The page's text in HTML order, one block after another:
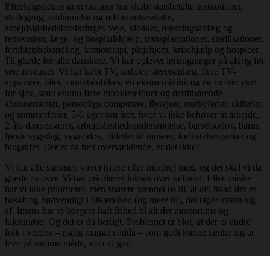
Efterkrigstidens generationer har skabt statsbetalte institutioner,
skolegang, uddannelse og uddannelsesstøtte,
arbejdsløshedsforsikringer, veje, kloaker, rensningsanlæg og
renovation, læge- og hospitalshjælp, transplantationer, sterilisationer,
fertilitetsbehandling, kemoterapi, plejehjem, krisehjælp og hospicer.
Til glæde for alle danskere. Vi har oplevet lønstigninger på aldrig før
sete niveauer. Vi har købt TV, radioer, stereoanlæg, flere TV-
apparater, biler, mountainbikes, en ekstra minibil og en motorcykel
for sjov, samt endnu flere mobiltelefoner og dertilhørende
abonnementer, personlige computere, flyrejser, storbyferier, skiferier
og sommerferier, 5-6 uger om året, hvor vi ikke behøver at arbejde,
2 års dagpengeret, arbejdsløshedsunderstøttelse, barselsorlov, barns
første sygedag, sygeorlov, billetter til museer, forlystelsesparker og
biografer. Der er da helt overvældende, er det ikke?
Vi har alle sammen været (mere eller mindre) med, og det skal vi da
glæde os over. Vi har prioriteret luksus over velfærd. Eller måske
har vi ikke prioriteret, men snarere vænnet os til, at alt, hvad der er
basalt og nødvendigt i tilværelsen (og mere til), det tager staten sig
af. Imens har vi borgere haft frihed til alt det morsomme og
luksuriøse. Og det er da herligt. Problemet er blot, at der er andre
folk i verden – rigtig mange endda – som godt kunne tænke sig at
leve på samme måde, som vi gør.